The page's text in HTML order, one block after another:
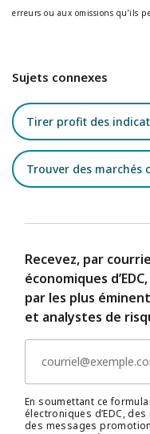
erreurs ou aux omissions qu’ils
Sujets connexes
Tirer profit des
Trouver des marchés
Recevez, par
économiques
par les plus
et analystes de
En soumettant ce
électroniques d’EDC,
des messages